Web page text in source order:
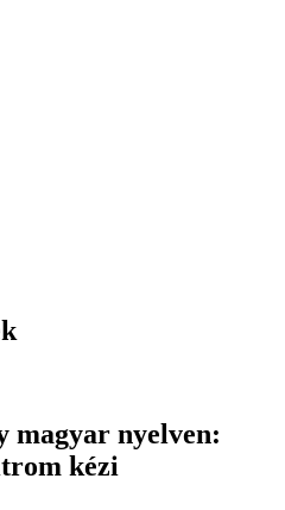
magyar nyelven:
kézi